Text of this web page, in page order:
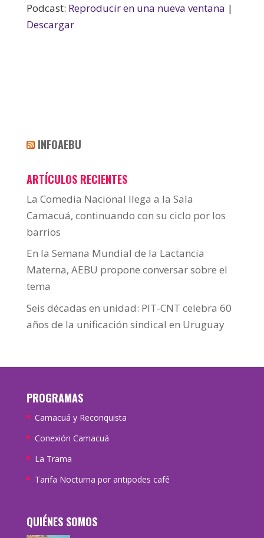
Podcast: Reproducir en una nueva ventana |
Descargar
INFOAEBU
ARTÍCULOS RECIENTES
La Comedia Nacional llega a la Sala
Camacuá, continuando con su ciclo por los
barrios
En la Semana Mundial de la Lactancia
Materna, AEBU propone conversar sobre el
tema
Seis décadas en unidad: PIT-CNT celebra 60
años de la unificación sindical en Uruguay
PROGRAMAS
Camacuá y Reconquista
Conexión Camacuá
La Trama
Tarifa Nocturna por antipodes café
QUIÉNES SOMOS